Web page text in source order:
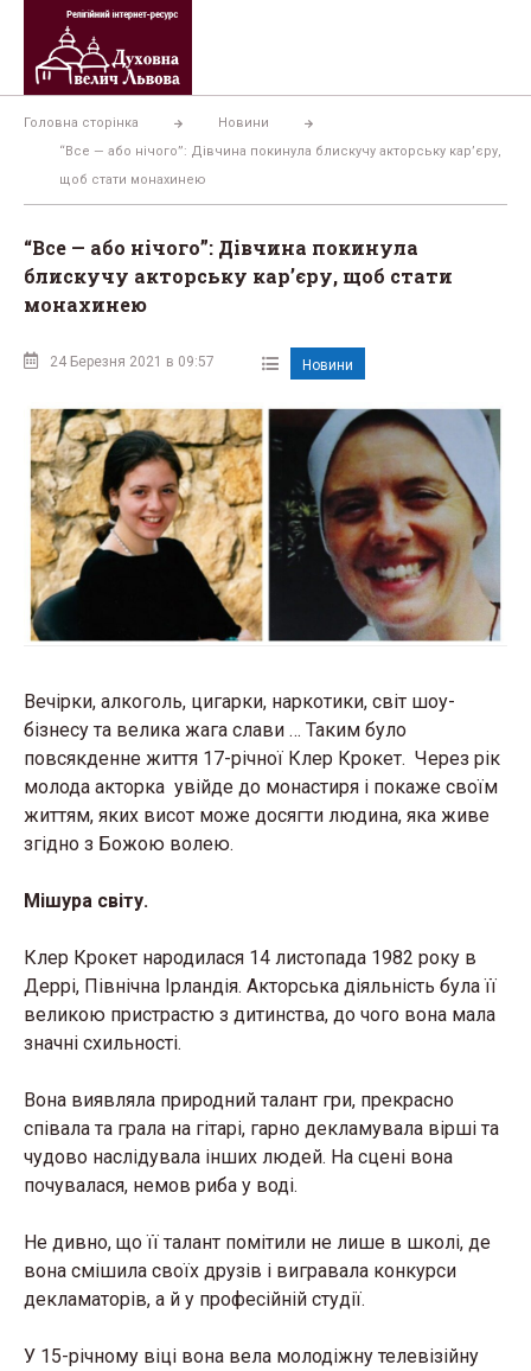
Перейти
вмісту
Головна сторінка
Новини
“Все — або нічого”: Дівчина покинула блискучу акторську кар’єру,
щоб стати монахинею
“Все — або нічого”: Дівчина покинула
блискучу акторську кар’єру, щоб стати
монахинею
24 Березня 2021 в 09:57 Новини
Вечірки, алкоголь, цигарки, наркотики, світ шоу-
бізнесу та велика жага слави … Таким було
повсякденне життя 17-річної Клер Крокет. Через рік
молода акторка увійде до монастиря і покаже своїм
життям, яких висот може досягти людина, яка живе
згідно з Божою волею.
Мішура світу.
Клер Крокет народилася 14 листопада 1982 року в
Деррі, Північна Ірландія. Акторська діяльність була її
великою пристрастю з дитинства, до чого вона мала
значні схильності.
Вона виявляла природний талант гри, прекрасно
співала та грала на гітарі, гарно декламувала вірші та
чудово наслідувала інших людей. На сцені вона
почувалася, немов риба у воді.
Не дивно, що її талант помітили не лише в школі, де
вона смішила своїх друзів і вигравала конкурси
декламаторів, а й у професійній студії.
У 15-річному віці вона вела молодіжну телевізійну